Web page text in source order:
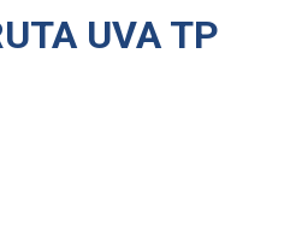
UVA TP